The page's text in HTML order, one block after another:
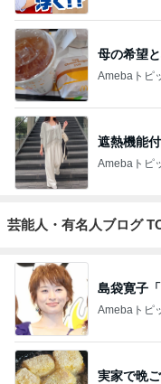
母の希望
Amebaトピ
遮熱機能
Amebaトピ
芸能人・有名人ブログ
島袋寛子
Amebaトピ
実家で晩